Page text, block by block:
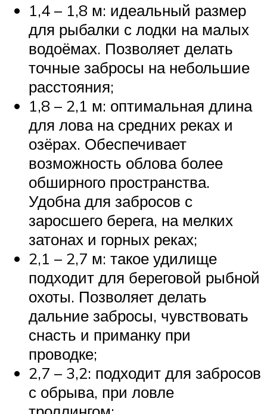
1,4 – 1,8 м: идеальный размер
для рыбалки с лодки на малых
водоёмах. Позволяет делать
точные забросы на небольшие
расстояния;
1,8 – 2,1 м: оптимальная длина
для лова на средних реках и
озёрах. Обеспечивает
возможность облова более
обширного пространства.
Удобна для забросов с
заросшего берега, на мелких
затонах и горных реках;
2,1 – 2,7 м: такое удилище
подходит для береговой рыбной
охоты. Позволяет делать
дальние забросы, чувствовать
снасть и приманку при
проводке;
2,7 – 3,2: подходит для забросов
с обрыва, при ловле